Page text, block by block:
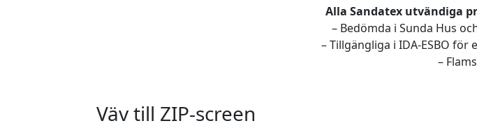
Alla Sandatex utvändiga
– Bedömda i Sunda Hus
– Tillgängliga i IDA-ESBO
–
Väv till ZIP-screen